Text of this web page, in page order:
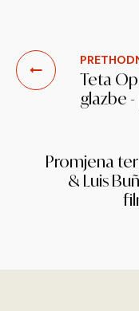
Teta
glazbe
Promjena
& Luis